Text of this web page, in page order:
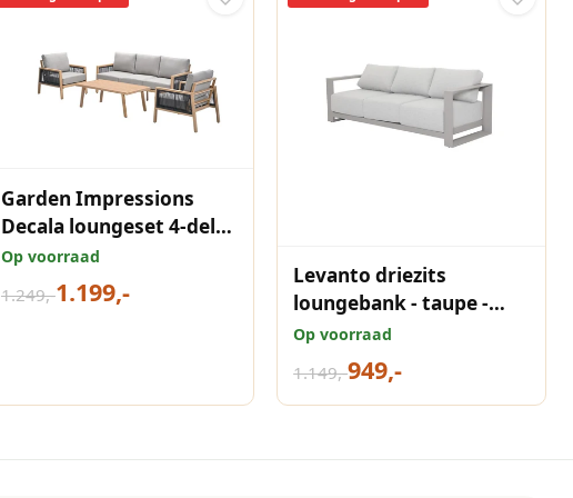
Garden Impressions
Decala loungeset 4-delig
light teak look desert
Op voorraad
1.249,-1.199,-
Levanto driezits
loungebank - taupe -
valley sand
Op voorraad
1.149,-949,-